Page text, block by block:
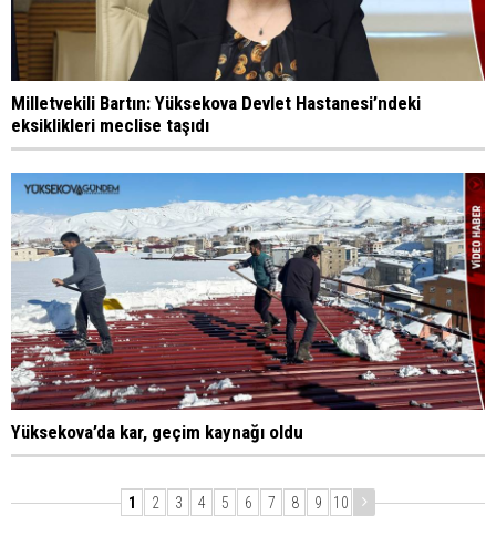
Milletvekili Bartın: Yüksekova Devlet Hastanesi’ndeki
eksiklikleri meclise taşıdı
Yüksekova’da kar, geçim kaynağı oldu
1 2 3 4 5 6 7 8 9 10